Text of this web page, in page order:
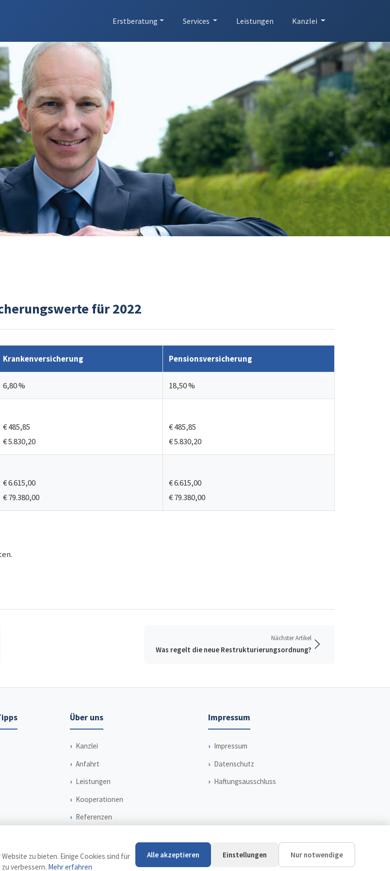
Erstberatung Services Leistungen Kanzlei
für 2022
Krankenversicherung Pensionsversicherung
6,80 % 18,50 %
€ 485,85
€ 5.830,20
€ 485,85
€ 5.830,20
€ 6.615,00
€ 79.380,00
€ 6.615,00
€ 79.380,00
Nächster Artikel
Was regelt die neue Restrukturierungsordnung?
Über uns
Kanzlei
Anfahrt
Leistungen
Kooperationen
Referenzen
Impressum
Impressum
Datenschutz
Haftungsausschluss
Impressum Datenschutz Haftungsausschluss
zu bieten. Einige Cookies sind für
verbessern. Mehr erfahren
Alle akzeptieren Einstellungen Nur notwendige